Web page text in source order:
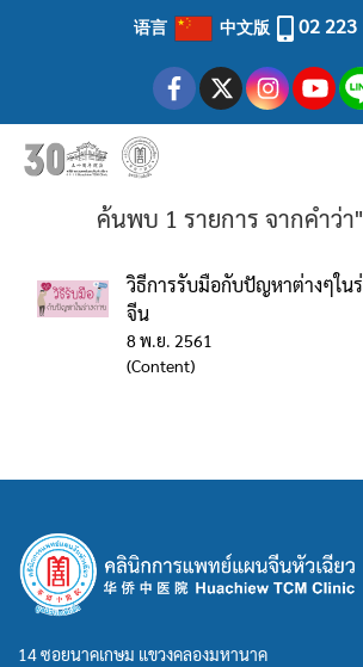
语言 中文版 02 223
ค้นพบ 1 รายการ จากคำว่า
วิธีการรับมือกับปัญหาต่างๆใน
จีน
8 พ.ย. 2561
(Content)
14 ซอยนาคเกษม แขวงคลองมหานาค